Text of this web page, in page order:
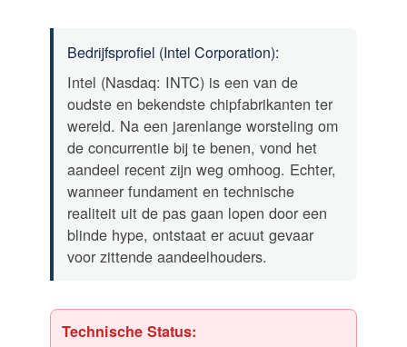
Bedrijfsprofiel (Intel Corporation):
Intel (Nasdaq: INTC) is een van de
oudste en bekendste chipfabrikanten ter
wereld. Na een jarenlange worsteling om
de concurrentie bij te benen, vond het
aandeel recent zijn weg omhoog. Echter,
wanneer fundament en technische
realiteit uit de pas gaan lopen door een
blinde hype, ontstaat er acuut gevaar
voor zittende aandeelhouders.
Technische Status: